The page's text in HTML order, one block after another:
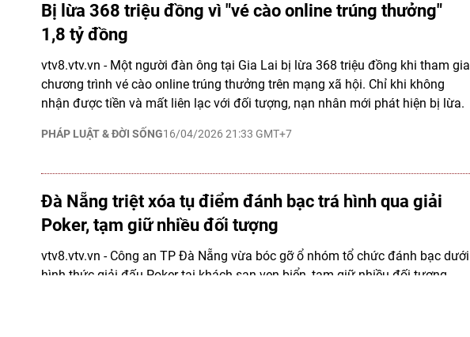
Bị lừa 368 triệu đồng vì "vé cào online trúng thưởng"
1,8 tỷ đồng
PHÁP LUẬT & ĐỜI SỐNG16/04/2026 21:33 GMT+7
vtv8.vtv.vn - Một người đàn ông tại Gia Lai bị lừa 368 triệu đồng khi tham gia
chương trình vé cào online trúng thưởng trên mạng xã hội. Chỉ khi không
nhận được tiền và mất liên lạc với đối tượng, nạn nhân mới phát hiện bị lừa.
Đà Nẵng triệt xóa tụ điểm đánh bạc trá hình qua giải
Poker, tạm giữ nhiều đối tượng
vtv8.vtv.vn - Công an TP Đà Nẵng vừa bóc gỡ ổ nhóm tổ chức đánh bạc dưới
hình thức giải đấu Poker tại khách sạn ven biển, tạm giữ nhiều đối tượng